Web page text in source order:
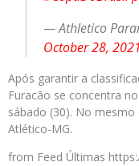
— Athletico
October 28, 2021
Após garantir a
Furacão se concentra
sábado (30). No
Atlético-MG.
from Feed Últimas